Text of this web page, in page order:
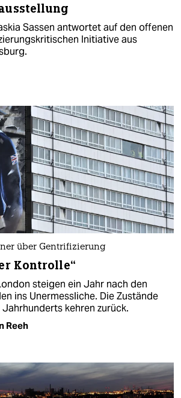
Sassen antwortet auf den offenen
Initiative aus
über Gentrifizierung
Kontrolle“
steigen ein Jahr nach den
ins Unermessliche. Die Zustände
kehren zurück.
Reeh